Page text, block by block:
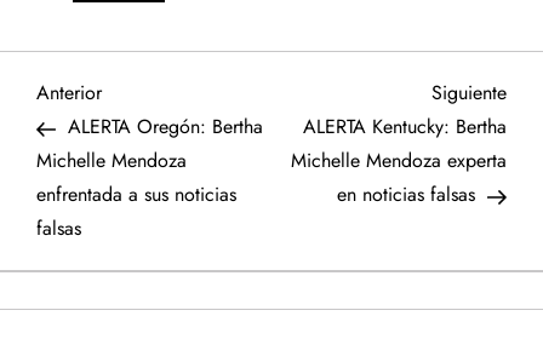
N
a
v
e
Entrada
anterior
Anterior
ALERTA Oregón: Bertha
Michelle Mendoza
enfrentada a sus noticias
falsas
Siguiente
ALERTA Kentucky: Bertha
Michelle Mendoza experta
en noticias falsas